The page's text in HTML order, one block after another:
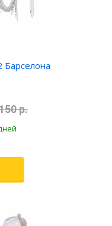
Барселона
р.